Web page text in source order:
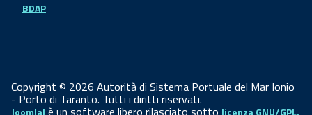
BDAP
Copyright © 2026 Autorità di Sistema Portuale del Mar Ionio
- Porto di Taranto. Tutti i diritti riservati.